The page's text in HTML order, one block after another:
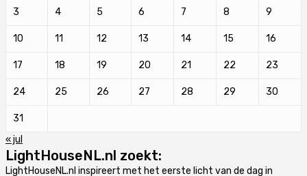
3 4 5 6 7 8 9
10 11 12 13 14 15 16
17 18 19 20 21 22 23
24 25 26 27 28 29 30
31
« jul
LightHouseNL.nl zoekt:
LightHouseNL.nl inspireert met het eerste licht van de dag in